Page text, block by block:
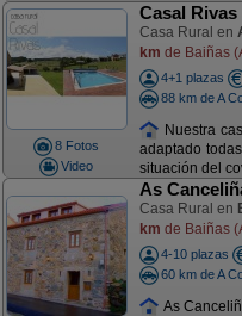
8 Fotos
Video
Casal Rivas
Casa Rural en
km de Baiñas
4+1 plazas
88 km de A
Nuestra
adaptado
situación del
As
Casa Rural en
km de Baiñas
4-10 plazas
60 km de A
As